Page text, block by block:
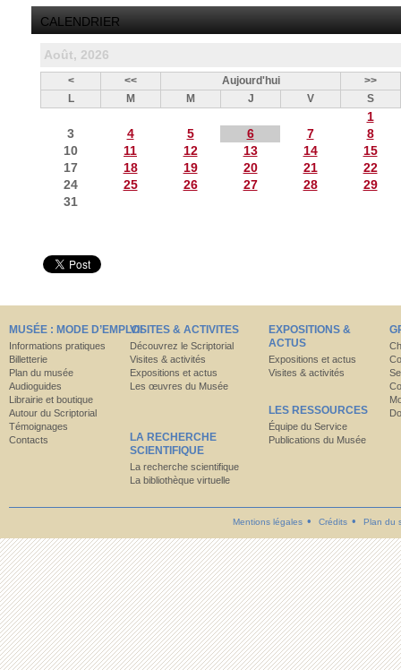
CALENDRIER
Août, 2026
< << Aujourd'hui
>>
L
M M J V S
1
3
4 5 6 7
8
10
11 12 13 14
15
17
18 19 20 21
22
24
25 26 27 28
29
31
MUSÉE : MODE D’EMPLOI
Informations pratiques
Billetterie
Plan du musée
Audioguides
Librairie et boutique
Autour du Scriptorial
Témoignages
Contacts
VISITES & ACTIVITES
Découvrez le Scriptorial
Visites & activités
Expositions et actus
Les œuvres du Musée
LA RECHERCHE
SCIENTIFIQUE
La recherche scientifique
La bibliothèque virtuelle
EXPOSITIONS &
ACTUS
Expositions et actus
Visites & activités
LES RESSOURCES
Équipe du Service
Publications du Musée
Mentions légales Crédits Plan du